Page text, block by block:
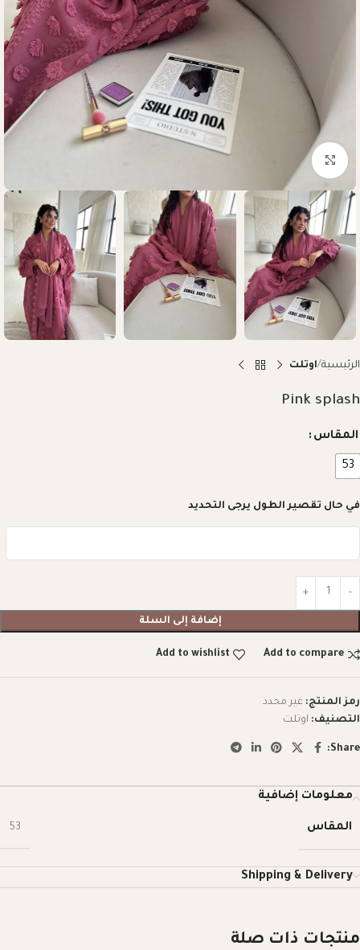
Click to enlarge
الرئيسية اوتلت
Pink splash
المقاس
53
في حال تقصير الطول يرجى التحديد
إضافة إلى السلة
Add to compare
Add to wishlist
رمز المنتج: غير محدد
التصنيف: اوتلت
Share:
معلومات إضافية
المقاس 53
Shipping & Delivery
منتجات ذات صلة